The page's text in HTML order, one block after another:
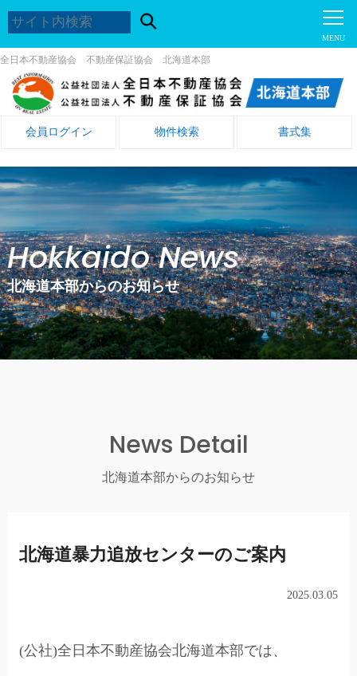
全日本不動産協会 不動産保証協会 北海道本部
会員ログイン 物件検索 書式集
Hokkaido News
北海道本部からのお知らせ
News Detail
北海道本部からのお知らせ
北海道暴力追放センターのご案内
2025.03.05
(公社)全日本不動産協会北海道本部では、